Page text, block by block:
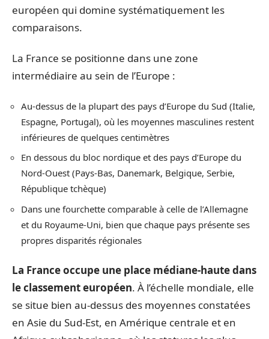
européen qui domine systématiquement les
comparaisons.
La France se positionne dans une zone
intermédiaire au sein de l’Europe :
Au-dessus de la plupart des pays d’Europe du Sud (Italie,
Espagne, Portugal), où les moyennes masculines restent
inférieures de quelques centimètres
En dessous du bloc nordique et des pays d’Europe du
Nord-Ouest (Pays-Bas, Danemark, Belgique, Serbie,
République tchèque)
Dans une fourchette comparable à celle de l’Allemagne
et du Royaume-Uni, bien que chaque pays présente ses
propres disparités régionales
La France occupe une place médiane-haute dans
le classement européen. À l’échelle mondiale, elle
se situe bien au-dessus des moyennes constatées
en Asie du Sud-Est, en Amérique centrale et en